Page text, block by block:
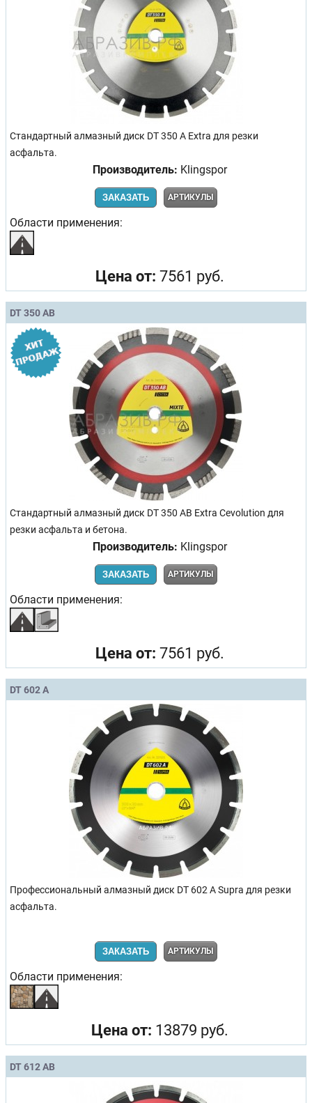
Стандартный алмазный диск DT 350 A Extra для резки
асфальта.
Производитель: Klingspor
ЗАКАЗАТЬ АРТИКУЛЫ
Области применения:
Цена от: 7561 руб.
DT 350 AB
Стандартный алмазный диск DT 350 AB Extra Cevolution для
резки асфальта и бетона.
Производитель: Klingspor
ЗАКАЗАТЬ АРТИКУЛЫ
Области применения:
Цена от: 7561 руб.
DT 602 A
Профессиональный алмазный диск DT 602 A Supra для резки
асфальта.
ЗАКАЗАТЬ АРТИКУЛЫ
Области применения:
Цена от: 13879 руб.
DT 612 AB